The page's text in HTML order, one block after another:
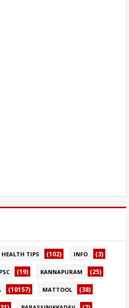
HEALTH TIPS (102) INFO (3)
(19) KANNAPURAM (25)
(10157) MATTOOL (38)